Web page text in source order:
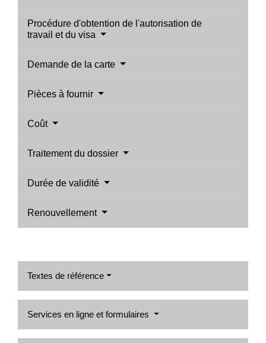
Procédure d'obtention de l'autorisation de
travail et du visa
Demande de la carte
Pièces à fournir
Coût
Traitement du dossier
Durée de validité
Renouvellement
Textes de référence
Services en ligne et formulaires